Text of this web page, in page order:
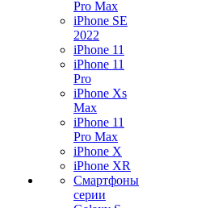
Pro Max
iPhone SE
2022
iPhone 11
iPhone 11
Pro
iPhone Xs
Max
iPhone 11
Pro Max
iPhone X
iPhone XR
Смартфоны
серии